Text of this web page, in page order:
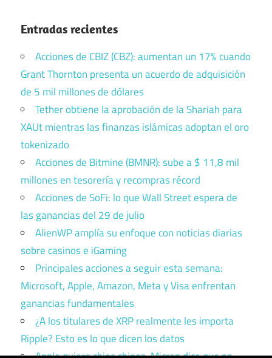
Entradas recientes
Acciones de CBIZ (CBZ): aumentan un 17% cuando
Grant Thornton presenta un acuerdo de adquisición
de 5 mil millones de dólares
Tether obtiene la aprobación de la Shariah para
XAUt mientras las finanzas islámicas adoptan el oro
tokenizado
Acciones de Bitmine (BMNR): sube a $ 11,8 mil
millones en tesorería y recompras récord
Acciones de SoFi: lo que Wall Street espera de
las ganancias del 29 de julio
AlienWP amplía su enfoque con noticias diarias
sobre casinos e iGaming
Principales acciones a seguir esta semana:
Microsoft, Apple, Amazon, Meta y Visa enfrentan
ganancias fundamentales
¿A los titulares de XRP realmente les importa
Ripple? Esto es lo que dicen los datos